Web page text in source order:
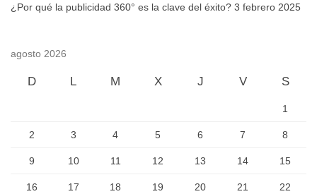
¿Por qué la publicidad 360° es la clave del éxito? 3 febrero 2025
agosto 2026
D L M X J V S
1
2 3 4 5 6 7 8
9 10 11 12 13 14 15
16 17 18 19 20 21 22